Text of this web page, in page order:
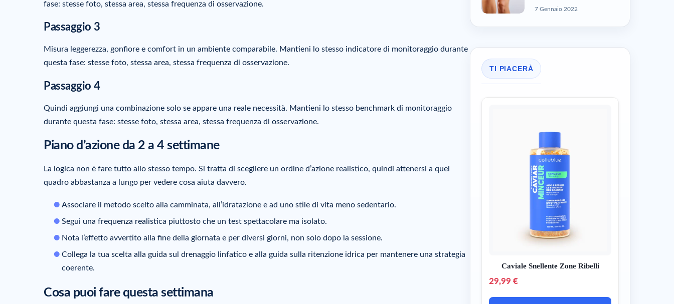
fase: stesse foto, stessa area, stessa frequenza di osservazione.
Passaggio 3
Misura leggerezza, gonfiore e comfort in un ambiente comparabile. Mantieni lo stesso indicatore di monitoraggio durante
questa fase: stesse foto, stessa area, stessa frequenza di osservazione.
Passaggio 4
Quindi aggiungi una combinazione solo se appare una reale necessità. Mantieni lo stesso benchmark di monitoraggio
durante questa fase: stesse foto, stessa area, stessa frequenza di osservazione.
Piano d’azione da 2 a 4 settimane
La logica non è fare tutto allo stesso tempo. Si tratta di scegliere un ordine d’azione realistico, quindi attenersi a quel
quadro abbastanza a lungo per vedere cosa aiuta davvero.
Associare il metodo scelto alla camminata, all’idratazione e ad uno stile di vita meno sedentario.
Segui una frequenza realistica piuttosto che un test spettacolare ma isolato.
Nota l’effetto avvertito alla fine della giornata e per diversi giorni, non solo dopo la sessione.
Collega la tua scelta alla guida sul drenaggio linfatico e alla guida sulla ritenzione idrica per mantenere una strategia
coerente.
Cosa puoi fare questa settimana
7 Gennaio 2022
TI PIACERÀ
Caviale Snellente Zone Ribelli
29,99 €